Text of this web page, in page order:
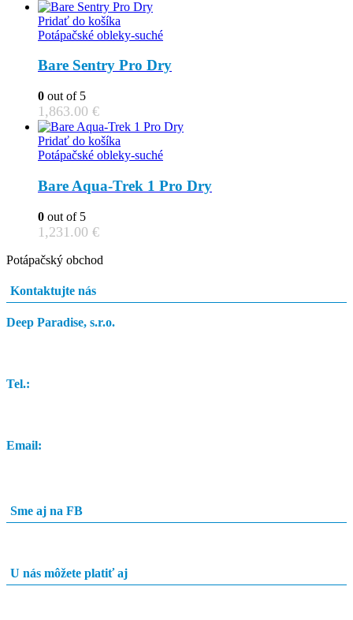
Pridať do košíka
Potápačské obleky-suché
Bare Sentry Pro Dry
0 out of 5
1,863.00 €
Pridať do košíka
Potápačské obleky-suché
Bare Aqua-Trek 1 Pro Dry
0 out of 5
1,231.00 €
Potápačský obchod
Kontaktujte nás
Deep Paradise, s.r.o.
Tel.:
Email:
Sme aj na FB
U nás môžete platiť aj